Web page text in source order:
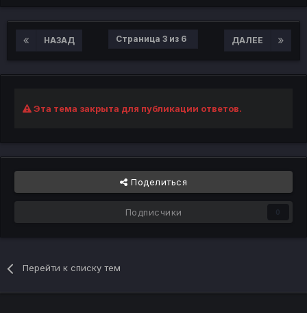
НАЗАД ДАЛЕЕ
Страница 3 из 6
Эта тема закрыта для публикации ответов.
Поделиться
Подписчики
Перейти к списку тем